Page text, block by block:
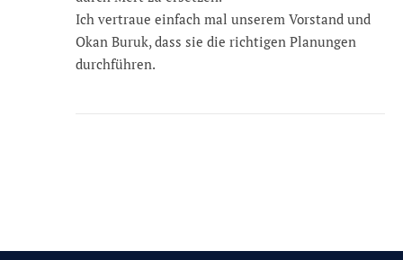
Ich vertraue einfach mal unserem Vorstand und
Okan Buruk, dass sie die richtigen Planungen
durchführen.